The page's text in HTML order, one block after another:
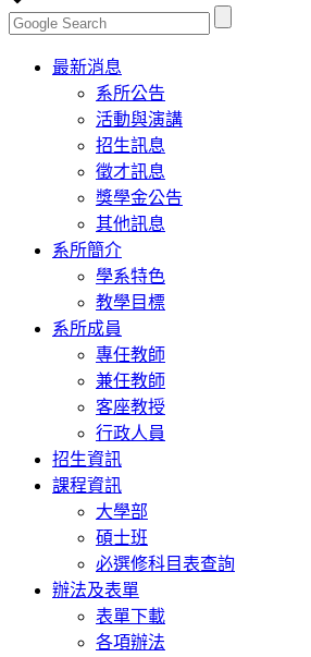
Toggle
navigation
最新消息
系所公告
活動與演講
招生訊息
徵才訊息
獎學金公告
其他訊息
系所簡介
學系特色
教學目標
系所成員
專任教師
兼任教師
客座教授
行政人員
招生資訊
課程資訊
大學部
碩士班
必選修科目表查詢
辦法及表單
表單下載
各項辦法